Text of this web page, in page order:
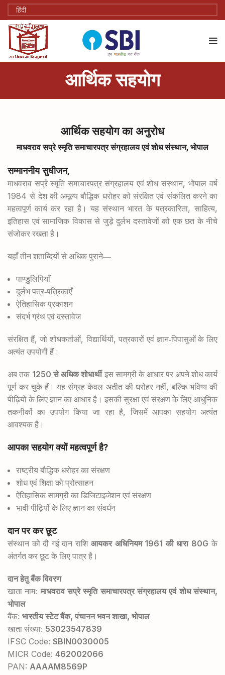
आर्थिक सहयोग
आर्थिक सहयोग का अनुरोध
माधवराव सप्रे स्मृति समाचारपत्र संग्रहालय एवं शोध संस्थान, भोपाल
सम्माननीय सुधीजन,
माधवराव सप्रे स्मृति समाचारपत्र संग्रहालय एवं शोध संस्थान,भोपाल वर्ष
1984से देश की अमूल्य बौद्धिक धरोहर को संरक्षित एवं संकलित करने का
महत्वपूर्ण कार्य कर रहा है। यह संस्थान भारत के पत्रकारिता,साहित्य,
इतिहास एवं सामाजिक विकास से जुड़े दुर्लभ दस्तावेजों को एक छत के नीचे
संजोकर रखता है।
यहाँ तीन शताब्दियों से अधिक पुराने—
पाण्डुलिपियाँ
दुर्लभ पत्र-पत्रिकाएँ
ऐतिहासिक प्रकाशन
संदर्भ ग्रंथ एवं दस्तावेज
संरक्षित हैं,जो शोधकर्ताओं, विद्यार्थियों,पत्रकारों एवं ज्ञान-पिपासुओं के लिए
अत्यंत उपयोगी हैं।
अब तक 1250 से अधिक शोधार्थी इस सामग्री के आधार पर अपने शोध कार्य
पूर्ण कर चुके हैं।यह संग्रह केवल अतीत की धरोहर नहीं, बल्कि भविष्य की
पीढ़ियों के लिए ज्ञान का आधार है। इसकी सुरक्षा एवं संरक्षण के लिए आधुनिक
तकनीकों का उपयोग किया जा रहा है,
जिसमें आपका सहयोग अत्यंत
आवश्यक है।
आपका सहयोग क्यों महत्वपूर्ण है?
राष्ट्रीय बौद्धिक धरोहर का संरक्षण
शोध एवं शिक्षा को प्रोत्साहन
ऐतिहासिक सामग्री का डिजिटाइजेशन एवं संरक्षण
भावी पीढ़ियों के लिए ज्ञान का संवर्धन
दान पर कर छूट
संस्थान को दी गई दान राशि आयकर अधिनियम 1961 की धारा 80G के
अंतर्गत कर छूट के लिए पात्र है।
दान हेतु बैंक विवरण
खाता नाम: माधवराव सप्रे स्मृति समाचारपत्र संग्रहालय एवं शोध संस्थान,
भोपाल
बैंक: भारतीय स्टेट बैंक, पंचानन भवन शाखा, भोपाल
खाता संख्या: 53023547839
IFSC Code: SBIN0030005
MICR Code: 462002066
PAN: AAAAM8569P